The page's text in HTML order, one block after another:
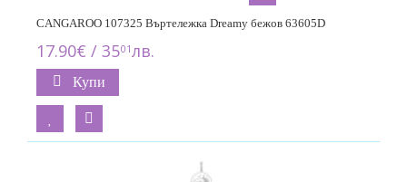
CANGAROO 107325 Въртележка Dreamy бежов 63605D
17.90€ / 3501лв.
Купи